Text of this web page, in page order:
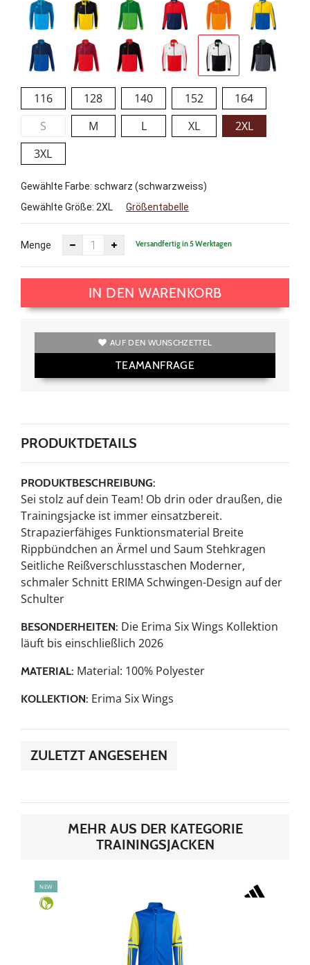
116 128 140 152
164
S
M L XL
2XL
3XL
Gewählte Farbe: schwarz (schwarzweiss)
Gewählte Größe: 2XL Größentabelle
Menge Versandfertig in 5 Werktagen
IN DEN WARENKORB
AUF DEN WUNSCHZETTEL
TEAMANFRAGE
PRODUKTDETAILS
PRODUKTBESCHREIBUNG:
Sei stolz auf dein Team! Ob drin oder draußen, die
Trainingsjacke ist immer einsatzbereit.
Strapazierfähiges Funktionsmaterial Breite
Rippbündchen an Ärmel und Saum Stehkragen
Seitliche Reißverschlusstaschen Moderner,
schmaler Schnitt ERIMA Schwingen-Design auf der
Schulter
BESONDERHEITEN: Die Erima Six Wings Kollektion
läuft bis einschließlich 2026
MATERIAL: Material: 100% Polyester
KOLLEKTION: Erima Six Wings
ZULETZT ANGESEHEN
MEHR AUS DER KATEGORIE
TRAININGSJACKEN
NEW